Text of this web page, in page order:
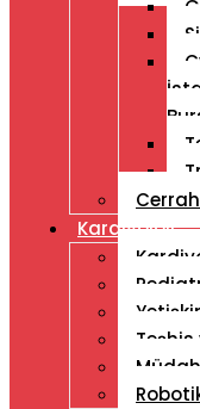
Kardiyoloji